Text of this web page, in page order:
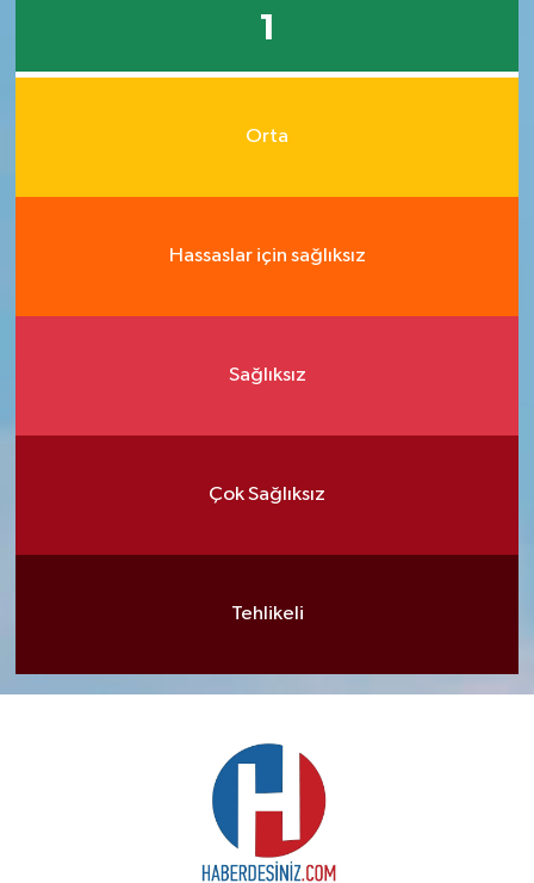
1
Orta
Hassaslar için sağlıksız
Sağlıksız
Çok Sağlıksız
Tehlikeli